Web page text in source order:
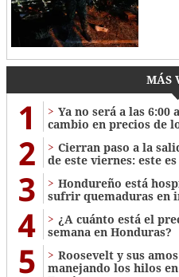
MÁS
1
Ya no será a las
cambio en precios de
2
Cierran paso a la
de este viernes: este
3
Hondureño está
sufrir quemaduras en
4
¿A cuánto está el
semana en Honduras?
5
Roosevelt y sus
manejando los hilos